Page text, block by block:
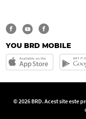
YOU BRD MOBILE
© 2026 BRD. Acest site este